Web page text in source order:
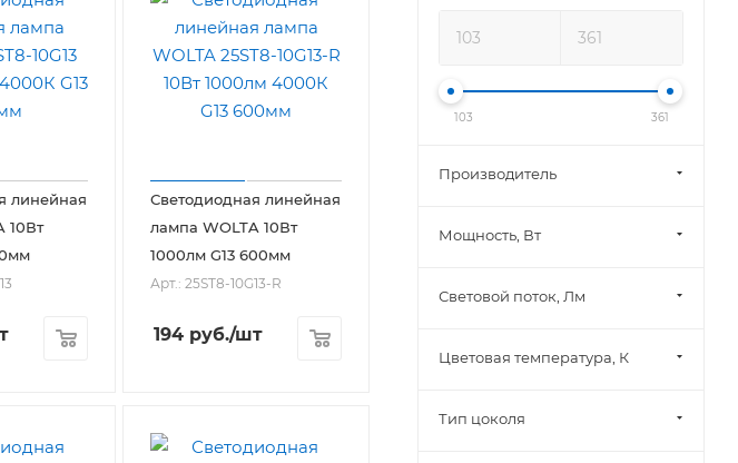
линейная
10Вт
Светодиодная линейная
лампа WOLTA 10Вт
1000лм G13 600мм
Арт.: 25ST8-10G13-R
194 руб./шт
103 361
Производитель
Мощность, Вт
Световой поток, Лм
Цветовая температура, К
Тип цоколя